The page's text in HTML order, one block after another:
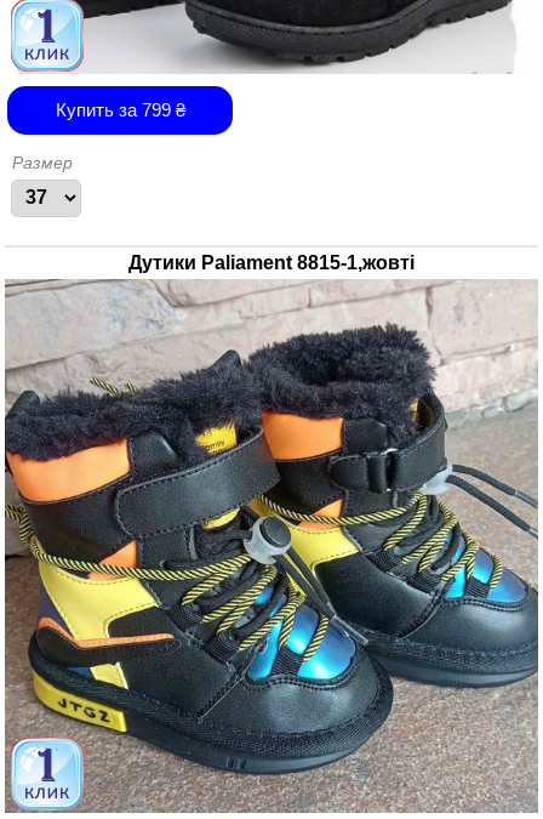
Купить за 799₴
Размер
Дутики Paliament 8815-1,жовті